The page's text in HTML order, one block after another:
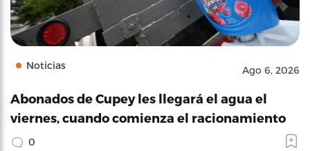
Noticias Ago 6, 2026
Abonados de Cupey les llegará el agua el
viernes, cuando comienza el racionamiento
0